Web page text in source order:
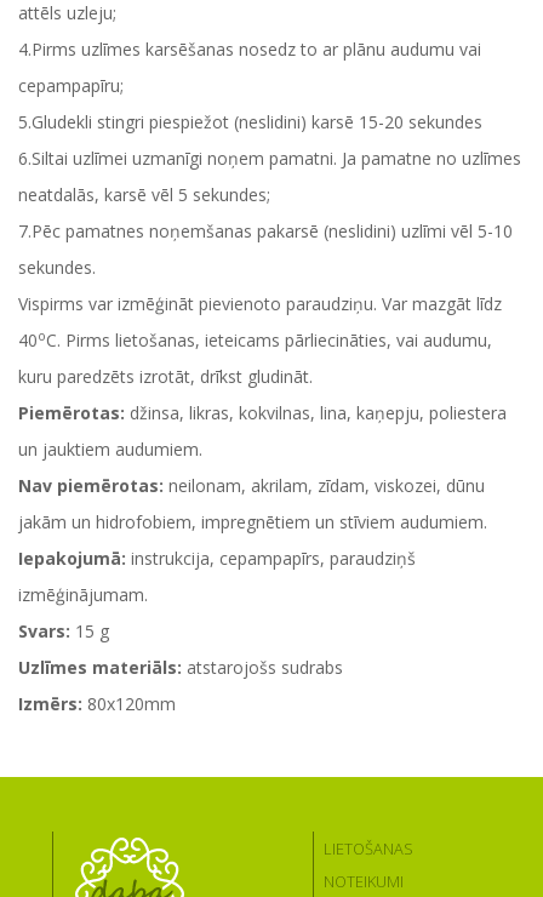
attēls uzleju;
4.Pirms uzlīmes karsēšanas nosedz to ar plānu audumu vai
cepampapīru;
5.Gludekli stingri piespiežot (neslidini) karsē 15-20 sekundes
6.Siltai uzlīmei uzmanīgi noņem pamatni. Ja pamatne no uzlīmes
neatdalās, karsē vēl 5 sekundes;
7.Pēc pamatnes noņemšanas pakarsē (neslidini) uzlīmi vēl 5-10
sekundes.
Vispirms var izmēģināt pievienoto paraudziņu. Var mazgāt līdz
40oC. Pirms lietošanas, ieteicams pārliecināties, vai audumu,
kuru paredzēts izrotāt, drīkst gludināt.
Piemērotas: džinsa, likras, kokvilnas, lina, kaņepju, poliestera
un jauktiem audumiem.
Nav piemērotas: neilonam, akrilam, zīdam, viskozei, dūnu
jakām un hidrofobiem, impregnētiem un stīviem audumiem.
Iepakojumā: instrukcija, cepampapīrs, paraudziņš
izmēģinājumam.
Svars: 15 g
Uzlīmes materiāls: atstarojošs sudrabs
Izmērs: 80x120mm
LIETOŠANAS
NOTEIKUMI